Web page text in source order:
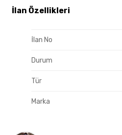
İlan Özellikleri
İlan No
Durum
Tür
Marka